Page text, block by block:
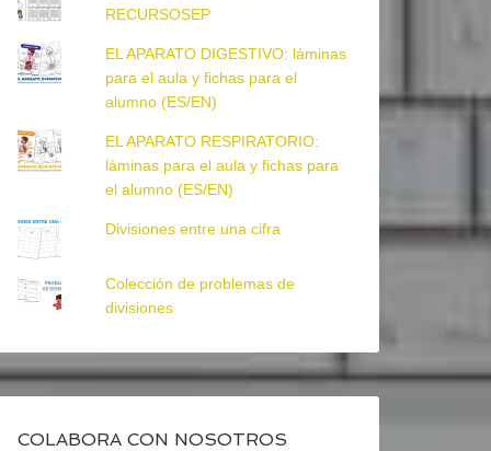
RECURSOSEP
EL APARATO DIGESTIVO: láminas
para el aula y fichas para el
alumno (ES/EN)
EL APARATO RESPIRATORIO:
láminas para el aula y fichas para
el alumno (ES/EN)
Divisiones entre una cifra
Colección de problemas de
divisiones
COLABORA CON NOSOTROS